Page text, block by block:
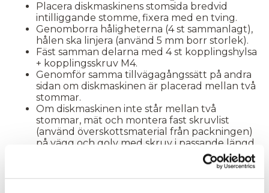
Placera diskmaskinens stomsida bredvid
intilliggande stomme, fixera med en tving.
Genomborra håligheterna (4 st sammanlagt),
hålen ska linjera (använd 5 mm borr storlek).
Fäst samman delarna med 4 st kopplingshylsa
+ kopplingsskruv M4.
Genomför samma tillvägagångssätt på andra
sidan om diskmaskinen är placerad mellan två
stommar.
Om diskmaskinen inte står mellan två
stommar, mät och montera fast skruvlist
(använd överskottsmaterial från packningen)
på vägg och golv med skruv i passande längd
beroende på material i vägg/golv (medföljer
Skruva fast ramverks-klick på skruv listen